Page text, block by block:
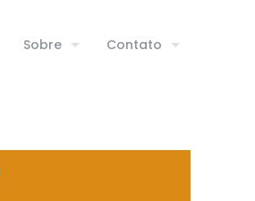
Sobre Contato